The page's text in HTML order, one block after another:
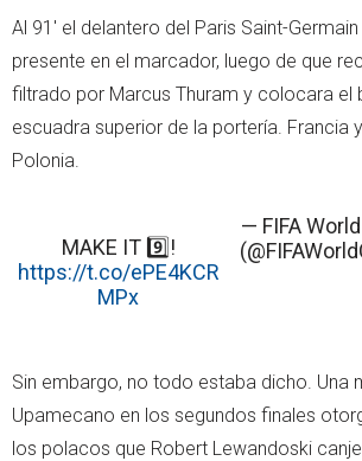
Al 91' el delantero del Paris Saint-
presente en el marcador, luego de que
filtrado por Marcus Thuram y colocara el
escuadra superior de la portería. Francia
Polonia.
MAKE IT 9️⃣!
https://t.co/ePE4KCR
MPx
— FIFA
Sin embargo, no todo estaba dicho. Una
Upamecano en los segundos finales
los polacos que Robert Lewandoski